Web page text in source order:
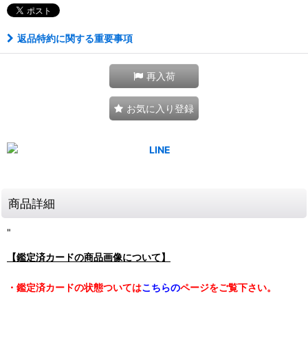
返品特約に関する重要事項
再入荷
お気に入り登録
商品詳細
"
【鑑定済カードの商品画像について】
・鑑定済カードの状態ついてはこちらのページをご覧下さい。